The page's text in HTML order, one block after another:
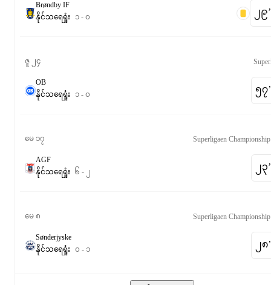
Brøndby IF
နိုင်သရေရှုံး ၁- ၀ ၂၉‎’‎
ဇူ ၂၄
OB
နိုင်သရေရှုံး ၁- ၀ ၅၇‎’‎
မေ ၁၇
AGF
နိုင်သရေရှုံး ၆ - ၂ ၂၃‎’‎
မေ ၈
Sønderjyske
နိုင်သရေရှုံး ၀ - ၁ ၂၈‎’‎